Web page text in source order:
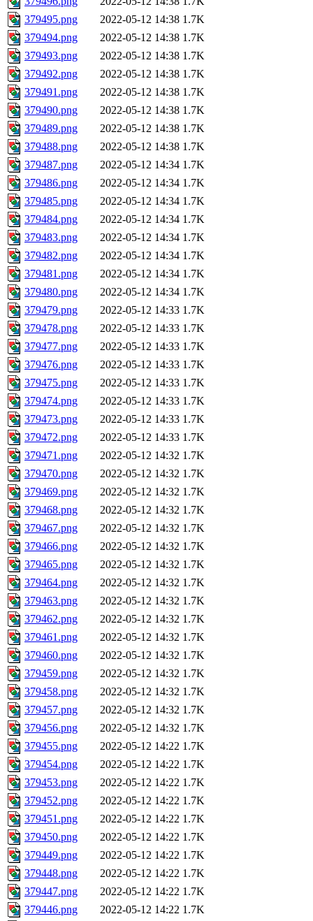
379495.png
2022-05-12 14:38 1.7K
379494.png
2022-05-12 14:38 1.7K
379493.png
2022-05-12 14:38 1.7K
379492.png
2022-05-12 14:38 1.7K
379491.png
2022-05-12 14:38 1.7K
379490.png
2022-05-12 14:38 1.7K
379489.png
2022-05-12 14:38 1.7K
379488.png
2022-05-12 14:38 1.7K
379487.png
2022-05-12 14:34 1.7K
379486.png
2022-05-12 14:34 1.7K
379485.png
2022-05-12 14:34 1.7K
379484.png
2022-05-12 14:34 1.7K
379483.png
2022-05-12 14:34 1.7K
379482.png
2022-05-12 14:34 1.7K
379481.png
2022-05-12 14:34 1.7K
379480.png
2022-05-12 14:34 1.7K
379479.png
2022-05-12 14:33 1.7K
379478.png
2022-05-12 14:33 1.7K
379477.png
2022-05-12 14:33 1.7K
379476.png
2022-05-12 14:33 1.7K
379475.png
2022-05-12 14:33 1.7K
379474.png
2022-05-12 14:33 1.7K
379473.png
2022-05-12 14:33 1.7K
379472.png
2022-05-12 14:33 1.7K
379471.png
2022-05-12 14:32 1.7K
379470.png
2022-05-12 14:32 1.7K
379469.png
2022-05-12 14:32 1.7K
379468.png
2022-05-12 14:32 1.7K
379467.png
2022-05-12 14:32 1.7K
379466.png
2022-05-12 14:32 1.7K
379465.png
2022-05-12 14:32 1.7K
379464.png
2022-05-12 14:32 1.7K
379463.png
2022-05-12 14:32 1.7K
379462.png
2022-05-12 14:32 1.7K
379461.png
2022-05-12 14:32 1.7K
379460.png
2022-05-12 14:32 1.7K
379459.png
2022-05-12 14:32 1.7K
379458.png
2022-05-12 14:32 1.7K
379457.png
2022-05-12 14:32 1.7K
379456.png
2022-05-12 14:32 1.7K
379455.png
2022-05-12 14:22 1.7K
379454.png
2022-05-12 14:22 1.7K
379453.png
2022-05-12 14:22 1.7K
379452.png
2022-05-12 14:22 1.7K
379451.png
2022-05-12 14:22 1.7K
379450.png
2022-05-12 14:22 1.7K
379449.png
2022-05-12 14:22 1.7K
379448.png
2022-05-12 14:22 1.7K
379447.png
2022-05-12 14:22 1.7K
379446.png
2022-05-12 14:22 1.7K